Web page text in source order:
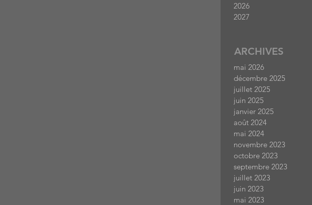
2026
2027
ARCHIVES
mai 2026
décembre 2025
juillet 2025
juin 2025
janvier 2025
août 2024
mai 2024
novembre 2023
octobre 2023
septembre 2023
juillet 2023
juin 2023
mai 2023